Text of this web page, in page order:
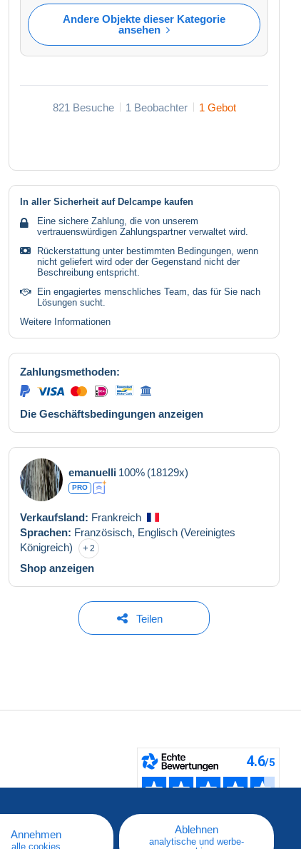
Andere Objekte dieser Kategorie
ansehen
821 Besuche 1 Beobachter 1 Gebot
In aller Sicherheit auf Delcampe kaufen
Eine sichere Zahlung, die von unserem
vertrauenswürdigen Zahlungspartner verwaltet wird.
Rückerstattung unter bestimmten Bedingungen, wenn
nicht geliefert wird oder der Gegenstand nicht der
Beschreibung entspricht.
Ein engagiertes menschliches Team, das für Sie nach
Lösungen sucht.
Weitere Informationen
Zahlungsmethoden:
Die Geschäftsbedingungen anzeigen
emanuelli 100% (18129x)
PRO
Verkaufsland: Frankreich
Sprachen: Französisch, Englisch (Vereinigtes
Königreich)
2
Shop anzeigen
Teilen
Annehmen
alle cookies
Ablehnen
analytische und werbe-